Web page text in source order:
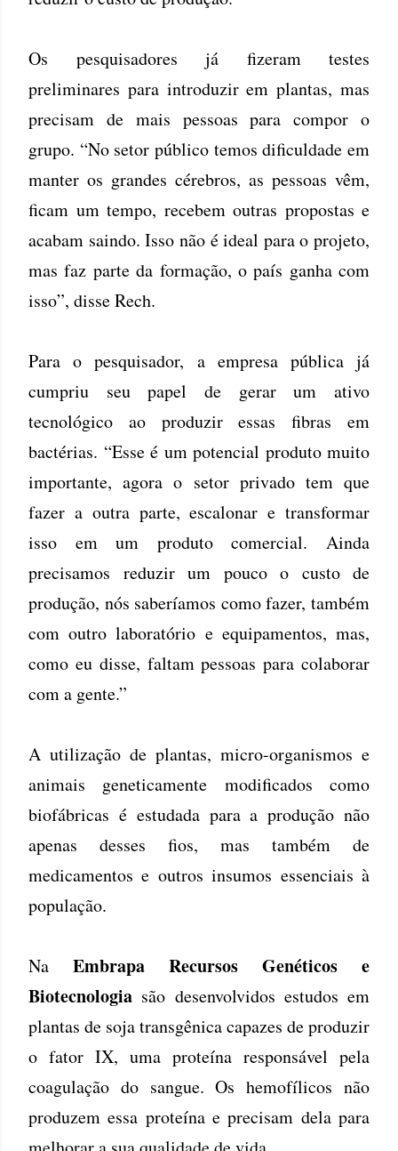
Os pesquisadores já fizeram testes
preliminares para introduzir em plantas, mas
precisam de mais pessoas para compor o
grupo. “No setor público temos dificuldade em
manter os grandes cérebros, as pessoas vêm,
ficam um tempo, recebem outras propostas e
acabam saindo. Isso não é ideal para o projeto,
mas faz parte da formação, o país ganha com
isso”, disse Rech.
Para o pesquisador, a empresa pública já
cumpriu seu papel de gerar um ativo
tecnológico ao produzir essas fibras em
bactérias. “Esse é um potencial produto muito
importante, agora o setor privado tem que
fazer a outra parte, escalonar e transformar
isso em um produto comercial. Ainda
precisamos reduzir um pouco o custo de
produção, nós saberíamos como fazer, também
com outro laboratório e equipamentos, mas,
como eu disse, faltam pessoas para colaborar
com a gente.”
A utilização de plantas, micro-organismos e
animais geneticamente modificados como
biofábricas é estudada para a produção não
apenas desses fios, mas também de
medicamentos e outros insumos essenciais à
população.
Na Embrapa Recursos Genéticos e
Biotecnologia são desenvolvidos estudos em
plantas de soja transgênica capazes de produzir
o fator IX, uma proteína responsável pela
coagulação do sangue. Os hemofílicos não
produzem essa proteína e precisam dela para